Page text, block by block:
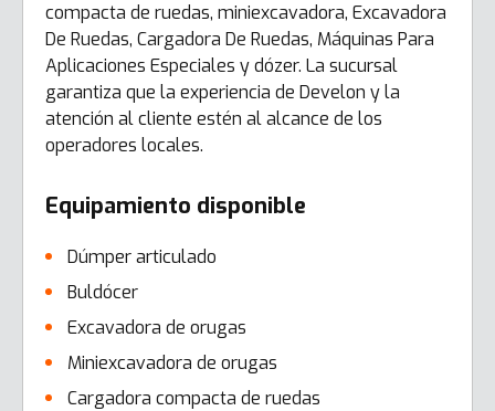
compacta de ruedas, miniexcavadora, Excavadora
De Ruedas, Cargadora De Ruedas, Máquinas Para
Aplicaciones Especiales y dózer. La sucursal
garantiza que la experiencia de Develon y la
atención al cliente estén al alcance de los
operadores locales.
Equipamiento disponible
Dúmper articulado
Buldócer
Excavadora de orugas
Miniexcavadora de orugas
Cargadora compacta de ruedas